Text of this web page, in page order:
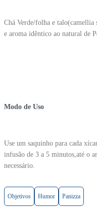
Chá Verde/folha e
e aroma idêntico ao natural de
Modo de Uso
Use um saquinho para cada
infusão de 3 a 5 minutos,até o
necessário.
Objetivos Humor Panizza